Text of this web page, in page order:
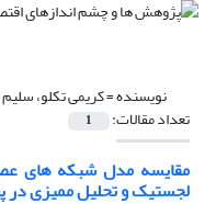
نویسنده =کریمی تکلو، سلیم
تعداد مقالات: 1
مقایسه مدل شبکه های
لجستیک و تحلیل ممیزی